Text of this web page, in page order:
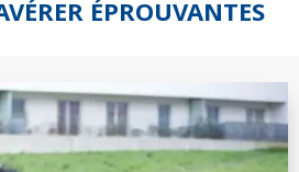
ÉPROUVANTES